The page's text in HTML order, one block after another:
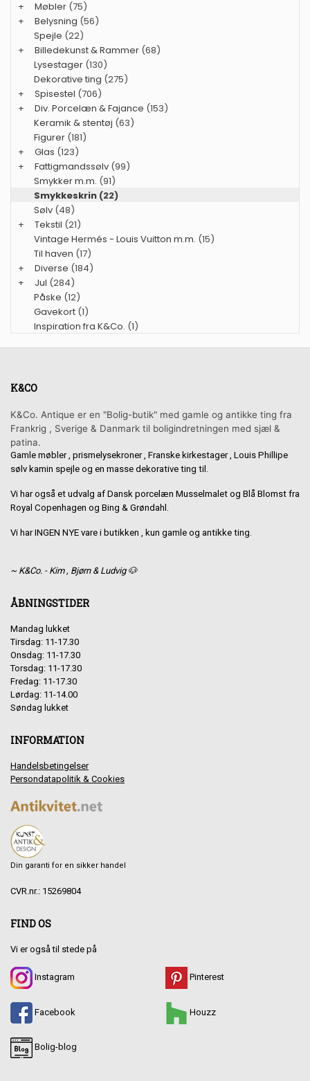
+
Møbler (75)
+
Belysning (56)
Spejle (22)
+
Billedekunst & Rammer (68)
Lysestager (130)
Dekorative ting (275)
+
Spisestel (706)
+
Div. Porcelæn & Fajance (153)
Keramik & stentøj (63)
Figurer (181)
+
Glas (123)
+
Fattigmandssølv (99)
Smykker m.m. (91)
Smykkeskrin (22)
Sølv (48)
+
Tekstil (21)
Vintage Hermés - Louis Vuitton m.m. (15)
Til haven (17)
+
Diverse (184)
+
Jul (284)
Påske (12)
Gavekort (1)
Inspiration fra K&Co. (1)
K&CO
K&Co. Antique er en "Bolig-butik" med gamle og antikke ting fra
Frankrig , Sverige & Danmark til boligindretningen med sjæl &
patina.
Gamle møbler , prismelysekroner , Franske kirkestager , Louis Phillipe
sølv kamin spejle og en masse dekorative ting til.
Vi har også et udvalg af Dansk porcelæn Musselmalet og Blå Blomst fra
Royal Copenhagen og Bing & Grøndahl.
Vi har INGEN NYE vare i butikken , kun gamle og antikke ting.
~ K&Co. - Kim , Bjørn & Ludvig 🐶
ÅBNINGSTIDER
Mandag lukket
Tirsdag: 11-17.30
Onsdag: 11-17.30
Torsdag: 11-17.30
Fredag: 11-17.30
Lørdag: 11-14.00
Søndag lukket
INFORMATION
Handelsbetingelser
Persondatapolitik & Cookies
Din garanti for en sikker handel
CVR.nr.: 15269804
FIND OS
Vi er også til stede på
Instagram
Facebook
Bolig-blog
Pinterest
Houzz